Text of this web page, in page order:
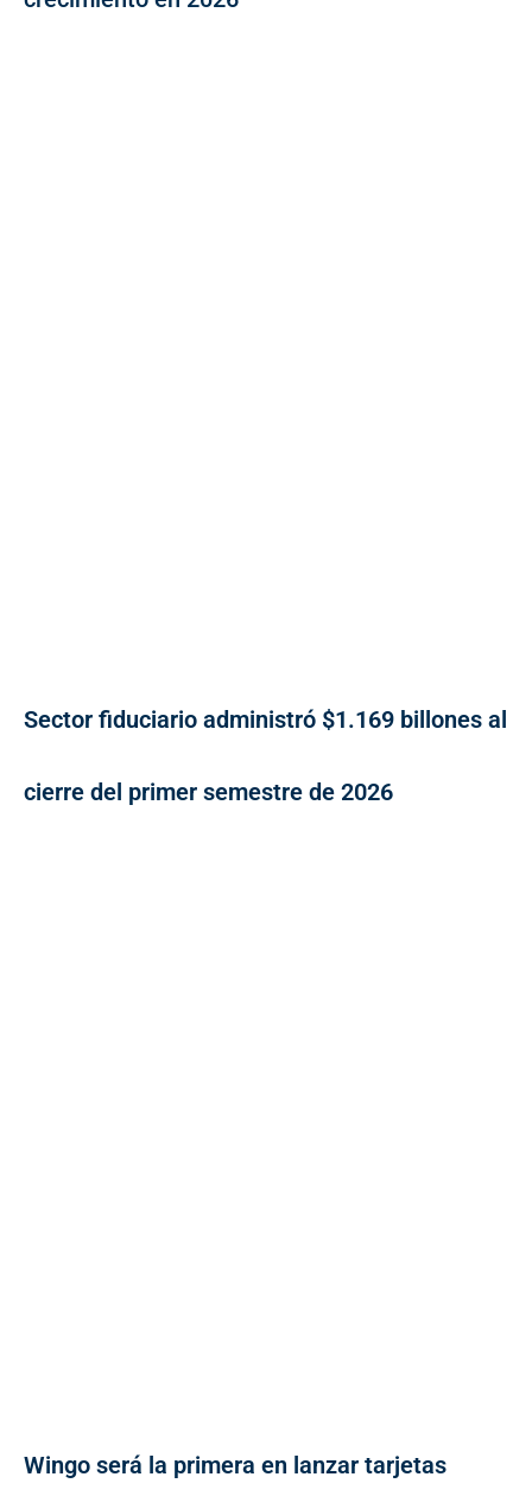
Sector fiduciario administró $1.169 billones al
cierre del primer semestre de 2026
Wingo será la primera en lanzar tarjetas